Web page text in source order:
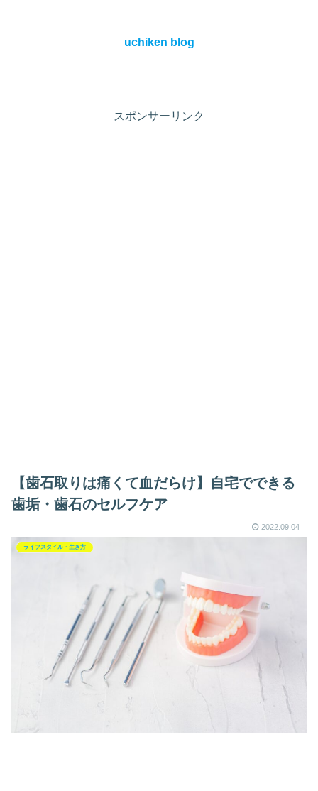
uchiken blog
スポンサーリンク
【歯石取りは痛くて血だらけ】自宅でできる
歯垢・歯石のセルフケア
2022.09.04
ライフスタイル・生き方